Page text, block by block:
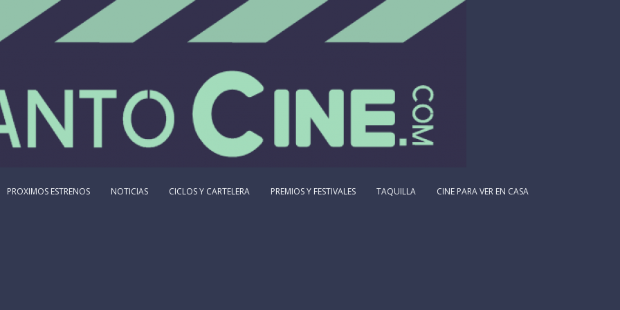
PROXIMOS ESTRENOS NOTICIAS CICLOS Y CARTELERA PREMIOS Y FESTIVALES TAQUILLA CINE PARA VER EN CASA